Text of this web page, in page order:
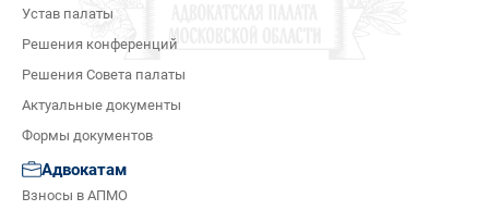
Устав палаты
Решения конференций
Решения Совета палаты
Актуальные документы
Формы документов
Адвокатам
Взносы в АПМО